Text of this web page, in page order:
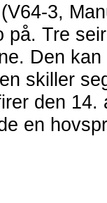
(V64-3,
på. Tre
Den kan
skiller
den 14.
en